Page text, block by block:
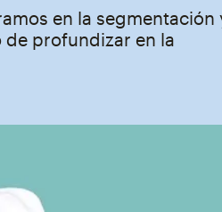
en la segmentación
de profundizar en la